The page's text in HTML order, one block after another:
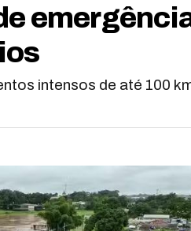
intensos de até 100